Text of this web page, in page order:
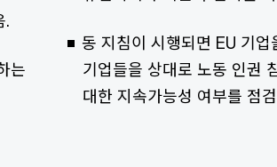
.
는
동 지침이 시행되면 EU 기
기업들을 상대로 노동 인권
대한 지속가능성 여부를 점